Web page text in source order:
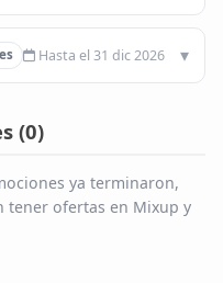
Hasta el 31 dic 2026
(0)
ya terminaron,
tener ofertas en Mixup y